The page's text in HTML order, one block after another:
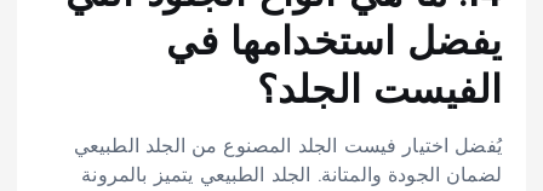
يفضل استخدامها في
الفيست الجلد؟
يُفضل اختيار فيست الجلد المصنوع من الجلد الطبيعي
لضمان الجودة والمتانة. الجلد الطبيعي يتميز بالمرونة